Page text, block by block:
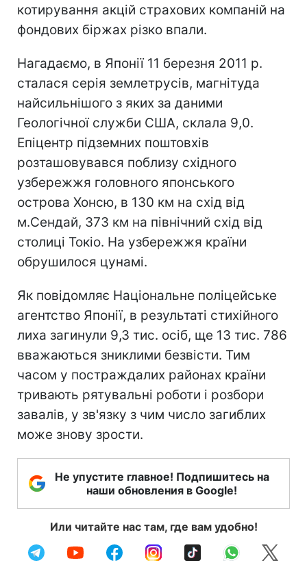
котирування акцій страхових компаній на
фондових біржах різко впали.
Нагадаємо, в Японії 11 березня 2011 р.
сталася серія землетрусів, магнітуда
найсильнішого з яких за даними
Геологічної служби США, склала 9,0.
Епіцентр підземних поштовхів
розташовувався поблизу східного
узбережжя головного японського
острова Хонсю, в 130 км на схід від
м.Сендай, 373 км на північний схід від
столиці Токіо. На узбережжя країни
обрушилося цунамі.
Як повідомляє Національне поліцейське
агентство Японії, в результаті стихійного
лиха загинули 9,3 тис. осіб, ще 13 тис. 786
вважаються зниклими безвісти. Тим
часом у постраждалих районах країни
тривають рятувальні роботи і розбори
завалів, у зв'язку з чим число загиблих
може знову зрости.
Не упустите главное! Подпишитесь на
наши обновления в Google!
Или читайте нас там, где вам удобно!